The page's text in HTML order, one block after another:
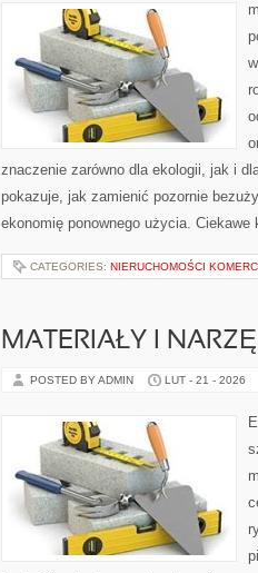
znaczenie zarówno dla ekologii, jak i
pokazuje, jak zamienić pozornie
ekonomię ponownego użycia.
CATEGORIES: NIERUCHOMOŚCI
MATERIAŁY I
POSTED BY ADMIN LUT - 21 - 2026